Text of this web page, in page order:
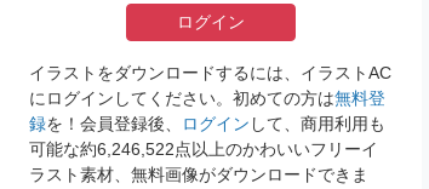
ログイン
イラストをダウンロードするには、イラストAC
にログインしてください。初めての方は無料登
録を！会員登録後、 ログイン して、商用利用も
可能な約6,246,522点以上のかわいいフリーイ
ラスト素材、無料画像がダウンロードできま